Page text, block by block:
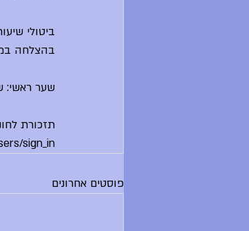
ביטולי
בהצלחה
שער ראשי:
תזכורת
sign_in
פוסטים אחרונים